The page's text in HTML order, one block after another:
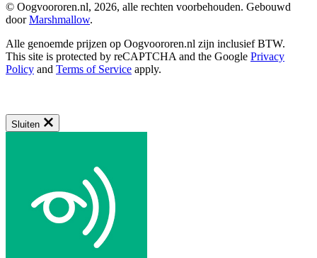
© Oogvoororen.nl, 2026, alle rechten voorbehouden. Gebouwd
doorMarshmallow.
Alle genoemde prijzen op Oogvoororen.nl zijn inclusief BTW.
This site is protected by reCAPTCHA and the Google Privacy
Policy and Terms of Service apply.
Sluiten